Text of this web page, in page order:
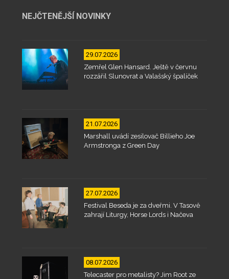
NEJČTENĚJŠÍ NOVINKY
29.07.2026
Zemřel Glen Hansard. Ještě v červnu
rozzářil Slunovrat a Valašský špalíček
21.07.2026
Marshall uvádí zesilovač Billieho Joe
Armstronga z Green Day
27.07.2026
Festival Beseda je za dveřmi. V Tasově
zahrají Liturgy, Horse Lords i Načeva
08.07.2026
Telecaster pro metalisty? Jim Root ze